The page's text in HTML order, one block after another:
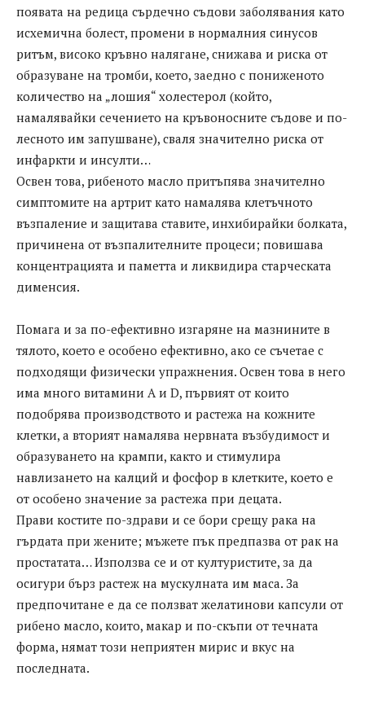
появата на редица сърдечно съдови заболявания като
исхемична болест, промени в нормалния синусов
ритъм, високо кръвно налягане, снижава и риска от
образуване на тромби, което, заедно с пониженото
количество на „лошия“ холестерол (който,
намалявайки сечението на кръвоносните съдове и по-
лесното им запушване), сваля значително риска от
инфаркти и инсулти…
Освен това, рибеното масло притъпява значително
симптомите на артрит като намалява клетъчното
възпаление и защитава ставите, инхибирайки болката,
причинена от възпалителните процеси; повишава
концентрацията и паметта и ликвидира старческата
дименсия.
Помага и за по-ефективно изгаряне на мазнините в
тялото, което е особено ефективно, ако се съчетае с
подходящи физически упражнения. Освен това в него
има много витамини А и D, първият от които
подобрява производството и растежа на кожните
клетки, а вторият намалява нервната възбудимост и
образуването на крампи, както и стимулира
навлизането на калций и фосфор в клетките, което е
от особено значение за растежа при децата.
Прави костите по-здрави и се бори срещу рака на
гърдата при жените; мъжете пък предпазва от рак на
простатата… Използва се и от културистите, за да
осигури бърз растеж на мускулната им маса. За
предпочитане е да се ползват желатинови капсули от
рибено масло, които, макар и по-скъпи от течната
форма, нямат този неприятен мирис и вкус на
последната.